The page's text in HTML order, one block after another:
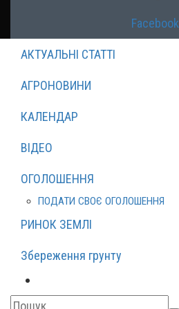
Facebook
АКТУАЛЬНІ СТАТТІ
АГРОНОВИНИ
КАЛЕНДАР
ВІДЕО
ОГОЛОШЕННЯ
ПОДАТИ СВОЄ ОГОЛОШЕННЯ
РИНОК ЗЕМЛІ
Збереження грунту